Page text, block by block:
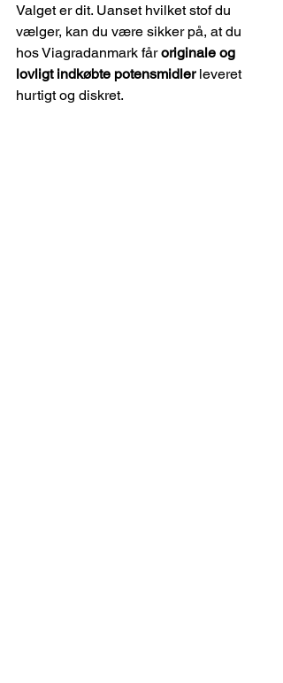
Valget er dit. Uanset hvilket stof du
vælger, kan du være sikker på, at du
hos Viagradanmark får originale og
lovligt indkøbte potensmidler leveret
hurtigt og diskret.